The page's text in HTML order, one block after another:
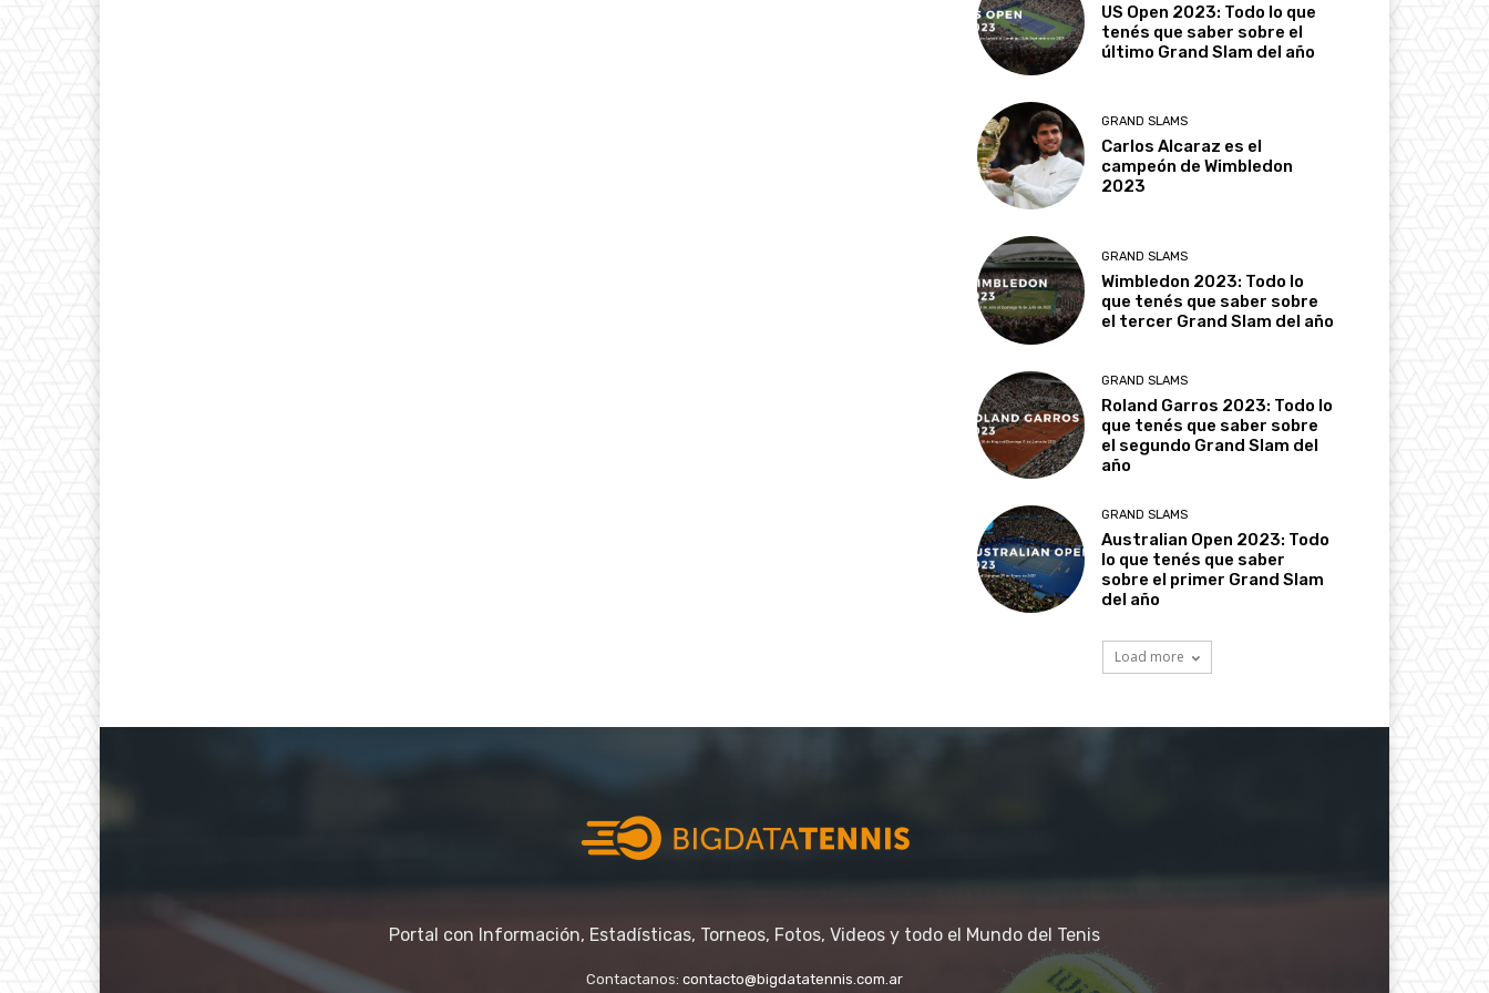
US Open 2023: Todo lo que
tenés que saber sobre el
último Grand Slam del año
GRAND SLAMS
Carlos Alcaraz es el
campeón de Wimbledon
2023
GRAND SLAMS
Wimbledon 2023: Todo lo
que tenés que saber sobre
el tercer Grand Slam del año
GRAND SLAMS
Roland Garros 2023: Todo lo
que tenés que saber sobre
el segundo Grand Slam del
año
GRAND SLAMS
Australian Open 2023: Todo
lo que tenés que saber
sobre el primer Grand Slam
del año
Load more
Portal con Información, Estadísticas, Torneos, Fotos, Videos y todo el Mundo del Tenis
Contactanos: contacto@bigdatatennis.com.ar